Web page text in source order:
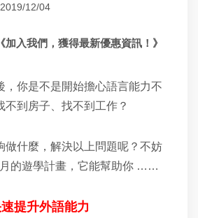
2019/12/04
《加入我們，獲得最新優惠資訊！》
，你是不是開始擔心語言能力不
不到房子、找不到工作？
做什麼，解決以上問題呢？不妨
的遊學計畫，它能幫助你 ……
提升外語能力